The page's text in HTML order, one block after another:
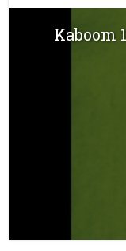
Kaboom